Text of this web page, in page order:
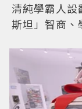
清純學霸人
斯坦」智商、